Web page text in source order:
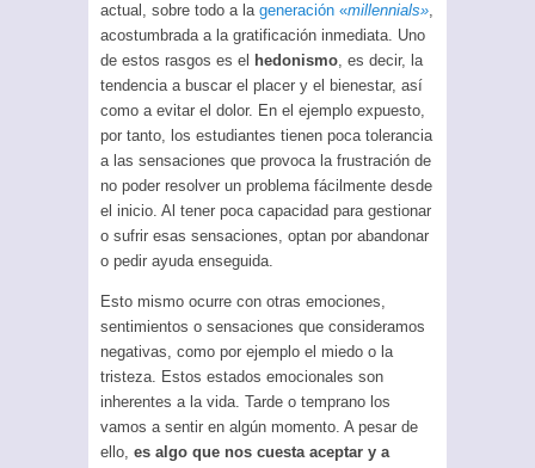
actual, sobre todo a la generación «millennials»,
acostumbrada a la gratificación inmediata. Uno
de estos rasgos es el hedonismo, es decir, la
tendencia a buscar el placer y el bienestar, así
como a evitar el dolor. En el ejemplo expuesto,
por tanto, los estudiantes tienen poca tolerancia
a las sensaciones que provoca la frustración de
no poder resolver un problema fácilmente desde
el inicio. Al tener poca capacidad para gestionar
o sufrir esas sensaciones, optan por abandonar
o pedir ayuda enseguida.
Esto mismo ocurre con otras emociones,
sentimientos o sensaciones que consideramos
negativas, como por ejemplo el miedo o la
tristeza. Estos estados emocionales son
inherentes a la vida. Tarde o temprano los
vamos a sentir en algún momento. A pesar de
ello, es algo que nos cuesta aceptar y a